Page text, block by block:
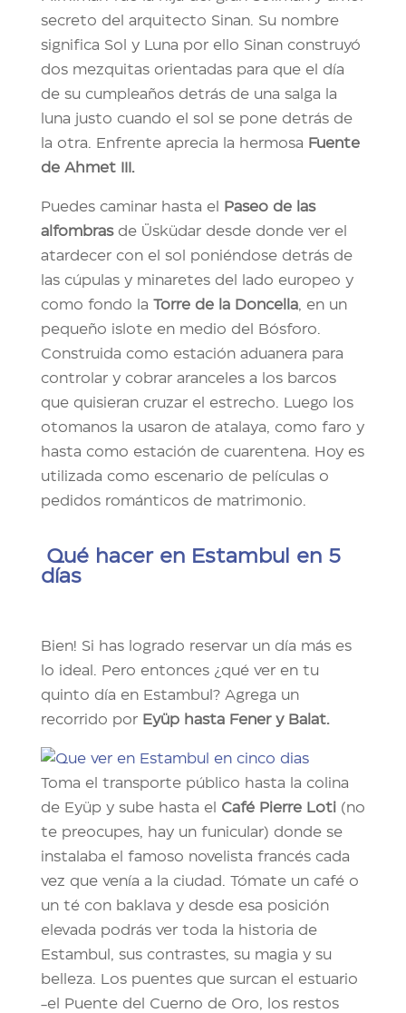
secreto del arquitecto Sinan. Su nombre
significa Sol y Luna por ello Sinan construyó
dos mezquitas orientadas para que el día
de su cumpleaños detrás de una salga la
luna justo cuando el sol se pone detrás de
la otra. Enfrente aprecia la hermosa Fuente
de Ahmet III.
Puedes caminar hasta el
Paseo de las
alfombrasde Üsküdar desde donde ver el
atardecer con el sol poniéndose detrás de
las cúpulas y minaretes del lado europeo y
como fondo la Torre de la Doncella, en un
pequeño islote en medio del Bósforo.
Construida como estación aduanera para
controlar y cobrar aranceles a los barcos
que quisieran cruzar el estrecho. Luego los
otomanos la usaron de atalaya, como faro y
hasta como estación de cuarentena. Hoy es
utilizada como escenario de películas o
pedidos románticos de matrimonio.
Qué hacer en Estambul en 5
días
Bien! Si has logrado reservar un día más es
lo ideal. Pero entonces ¿qué ver en tu
quinto día en Estambul? Agrega un
recorrido por Eyüp hasta Fener y Balat.
Toma el transporte público hasta la colina
de Eyüp y sube hasta el Café Pierre Loti (no
te preocupes, hay un funicular) donde se
instalaba el famoso novelista francés cada
vez que venía a la ciudad. Tómate un café o
un té con baklava y desde esa posición
elevada podrás ver toda la historia de
Estambul, sus contrastes, su magia y su
belleza. Los puentes que surcan el estuario
-el Puente del Cuerno de Oro, los restos